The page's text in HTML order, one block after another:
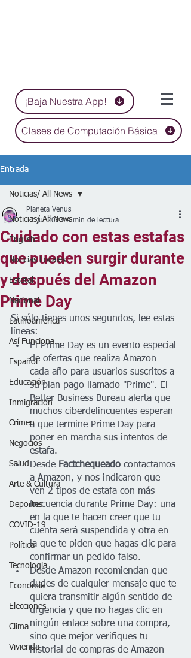
¡Baja Nuestra App!
Clases de Computación Básica
Entrada
Noticias/ All News
English
Noticias Locales
Estatal
Nacional
Latinoamérica
Así Funciona...
Español
Educación
Inmigración
Crimen
Negocios
Salud
Arte & Cultura
Deportes
COVID-19
Política
Tecnología
Economía
Elecciones
Clima
Vivienda
Noticias/ All News
Cuidado con estas estafas
que pueden surgir durante
y después del Amazon
Prime Day
Planeta Venus
12 jul 2023 4 min de lectura
Si sólo tienes unos segundos, lee estas
líneas:
El Prime Day es un evento especial
de ofertas que realiza Amazon
cada año para usuarios suscritos a
su plan pago llamado "Prime". El
Better Business Bureau alerta que
muchos ciberdelincuentes esperan
a que termine Prime Day para
poner en marcha sus intentos de
estafa.
Desde Factchequeado contactamos
a Amazon, y nos indicaron que
ven 2 tipos de estafa con más
frecuencia durante Prime Day: una
en la que te hacen creer que tu
cuenta será suspendida y otra en
la que te piden que hagas clic para
confirmar un pedido falso.
Desde Amazon recomiendan que
dudes de cualquier mensaje que te
quiera transmitir algún sentido de
urgencia y que no hagas clic en
ningún enlace sobre una compra,
sino que mejor verifiques tu
historial de compras de Amazon